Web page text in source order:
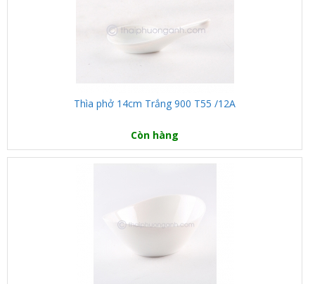
Thìa phở 14cm Trắng 900 T55 /12A
Còn hàng